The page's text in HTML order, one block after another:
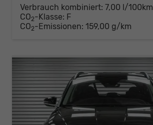
Verbrauch kombiniert: 7,00 l/100km
CO2-Klasse: F
CO2-Emissionen: 159,00 g/km